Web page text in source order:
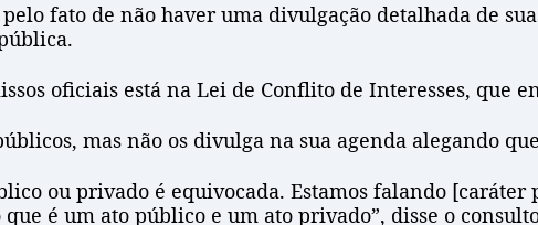
fato de não haver uma divulgação detalhada de
oficiais está na Lei de Conflito de Interesses, que
mas não os divulga na sua agenda alegando
ou privado é equivocada. Estamos falando
é um ato público e um ato privado”, disse o